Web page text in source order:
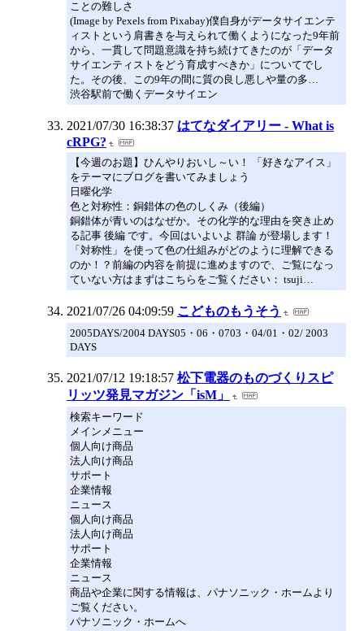
ことの難しさ
(Image by Pexels from Pixabay)僕自身がデータサイエンテ
ィストという肩書きを与えられて働くようになった9年前
から、一貫して問題意識を持ち続けてきたのが「データ
サイエンティストをどう育成すべきか」についてでし
た。その後、この9年の間に質の良し悪しや量の多…
渋谷駅前で働くデータサイエン
2021/07/30 16:38:37 はてなダイアリー - What is
cRPG?
【今週のお題】ひんやりおいし～い！ 「好きなアイス」
をテーマにブログを書いてみましょう
日曜化学
色と対称性：銅錯体の色のしくみ（後編）
銅錯体が青いのはなぜか。その化学的な理由を突き止め
る記事 後編 です。今回はいよいよ 群論 が登場します！
「対称性」を使って色の仕組みがどのように理解できる
のか！？前編の内容を前提に進めますので、ご覧になっ
ていない方はまずはこちらをご覧ください： tsuji…
2021/07/26 04:09:59 こどものもうそう
2005DAYS/2004 DAYS05・06・0703・04/01・02/ 2003
DAYS
2021/07/12 19:18:57 松下電器のものづくりスピ
リッツ発見マガジン「isM」
検索キーワード
メインメニュー
個人向け商品
法人向け商品
サポート
企業情報
ニュース
個人向け商品
法人向け商品
サポート
企業情報
ニュース
商品や企業に関する情報は、パナソニック・ホームより
ご覧ください。
パナソニック・ホームへ